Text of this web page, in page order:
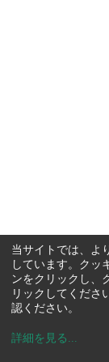
当サイトでは、よ
しています。クッ
ンをクリックし、
リックしてくださ
認ください。
詳細を見る ...